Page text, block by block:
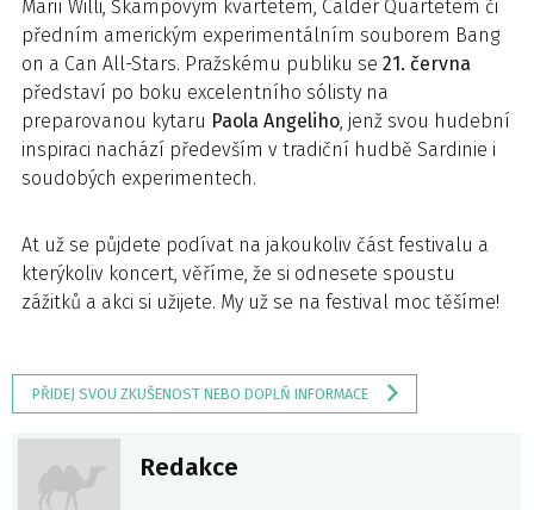
Marií Willi, Škampovým kvartetem, Calder Quartetem či
předním americkým experimentálním souborem Bang
on a Can All-Stars. Pražskému publiku se 21. června
představí po boku excelentního sólisty na
preparovanou kytaru Paola Angeliho , jenž svou hudební
inspiraci nachází především v tradiční hudbě Sardinie i
soudobých experimentech.
At už se půjdete podívat na jakoukoliv část festivalu a
kterýkoliv koncert, věříme, že si odnesete spoustu
zážitků a akci si užijete. My už se na festival moc těšíme!
PŘIDEJ SVOU ZKUŠENOST NEBO DOPLŇ INFORMACE
Redakce